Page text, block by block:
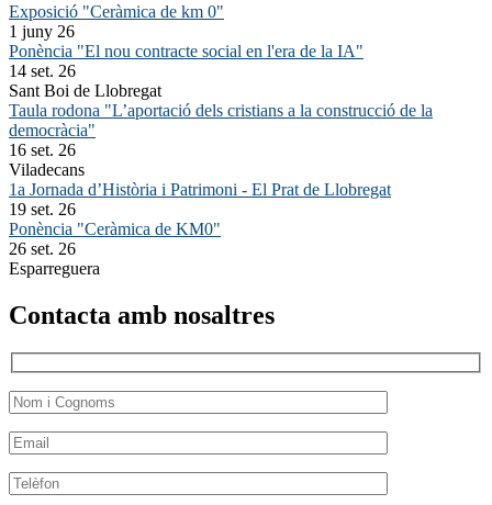
Exposició "Ceràmica de km 0"
1 juny 26
Ponència "El nou contracte social en l'era de la IA"
14 set. 26
Sant Boi de Llobregat
Taula rodona "L’aportació dels cristians a la construcció de la
democràcia"
16 set. 26
Viladecans
1a Jornada d’Història i Patrimoni - El Prat de Llobregat
19 set. 26
Ponència "Ceràmica de KM0"
26 set. 26
Esparreguera
Contacta amb nosaltres